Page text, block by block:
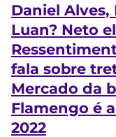
Daniel Alves,
Luan? Neto
fala sobre
Mercado da
Flamengo é
2022